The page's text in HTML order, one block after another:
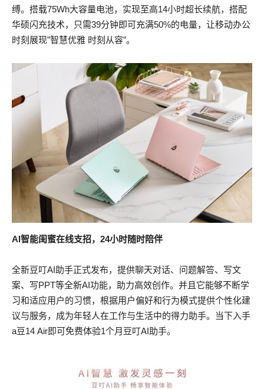
缚。搭载75Wh大容量电池，实现至高14小时超长续航，搭配
华硕闪充技术，只需39分钟即可充满50%的电量，让移动办公
时刻展现”智慧优雅 时刻从容”。
AI智能闺蜜在线支招，24小时随时陪伴
全新豆叮AI助手正式发布，提供聊天对话、问题解答、写文
案、写PPT等全新AI功能，助力高效创作。并且它能够不断学
习和适应用户的习惯，根据用户偏好和行为模式提供个性化建
议与服务，成为年轻人在工作与生活中的得力助手。当下入手
a豆14 Air即可免费体验1个月豆叮AI助手。